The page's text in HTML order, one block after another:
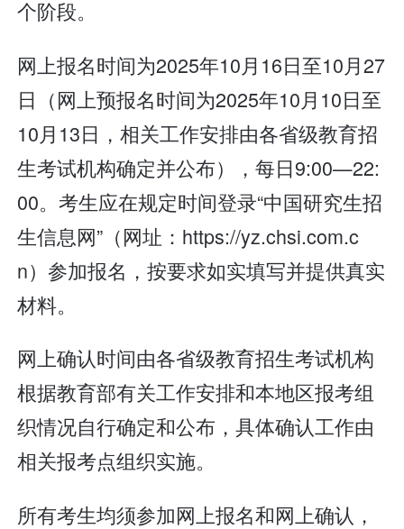
个阶段。
网上报名时间为2025年10月16日至10月27
日（网上预报名时间为2025年10月10日至
10月13日，相关工作安排由各省级教育招
生考试机构确定并公布），每日9:00—22:
00。考生应在规定时间登录“中国研究生招
生信息网”（网址：https://yz.chsi.com.c
n）参加报名，按要求如实填写并提供真实
材料。
网上确认时间由各省级教育招生考试机构
根据教育部有关工作安排和本地区报考组
织情况自行确定和公布，具体确认工作由
相关报考点组织实施。
所有考生均须参加网上报名和网上确认，